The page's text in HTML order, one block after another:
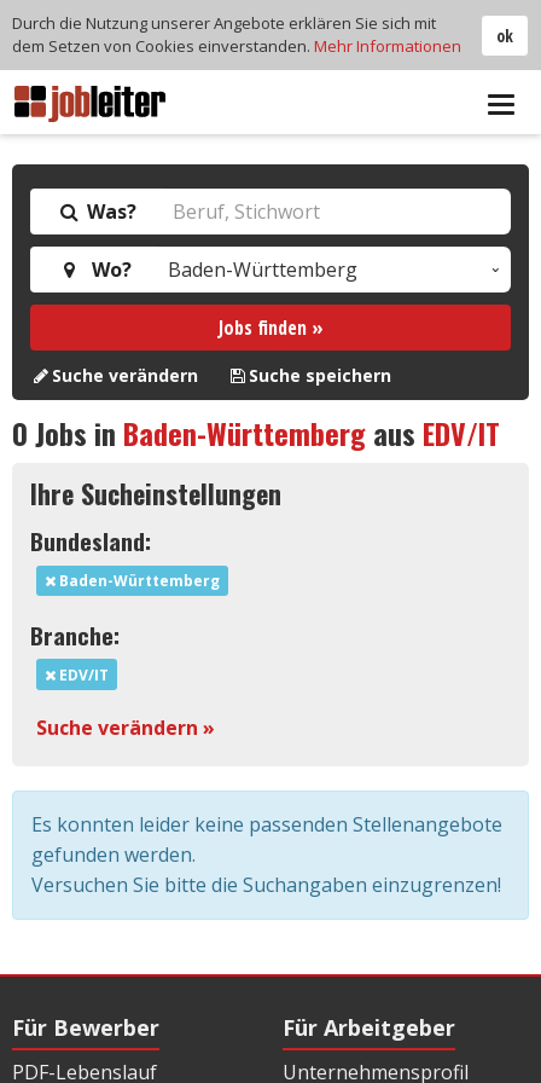
Was?
Wo?
Jobs finden »
Suche verändern Suche speichern
0Jobs in Baden-Württembergaus EDV/IT
Ihre Sucheinstellungen
Bundesland:
Baden-Württemberg
Branche:
EDV/IT
Suche verändern »
Es konnten leider keine passenden Stellenangebote
gefunden werden.
Versuchen Sie bitte die Suchangaben einzugrenzen!
Für Bewerber
PDF-Lebenslauf
Für Arbeitgeber
Unternehmensprofil
ok
Durch die Nutzung unserer Angebote erklären Sie sich mit
dem Setzen von Cookies einverstanden. Mehr Informationen